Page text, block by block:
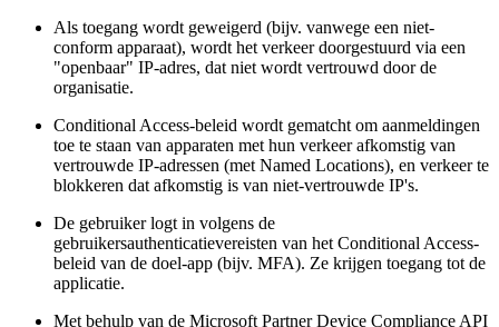
Als toegang wordt geweigerd (bijv. vanwege een niet-
conform apparaat), wordt het verkeer doorgestuurd via een
"openbaar" IP-adres, dat niet wordt vertrouwd door de
organisatie.
Conditional Access-beleid wordt gematcht om aanmeldingen
toe te staan van apparaten met hun verkeer afkomstig van
vertrouwde IP-adressen (met Named Locations), en verkeer te
blokkeren dat afkomstig is van niet-vertrouwde IP's.
De gebruiker logt in volgens de
gebruikersauthenticatievereisten van het Conditional Access-
beleid van de doel-app (bijv. MFA). Ze krijgen toegang tot de
applicatie.
Met behulp van de Microsoft Partner Device Compliance API